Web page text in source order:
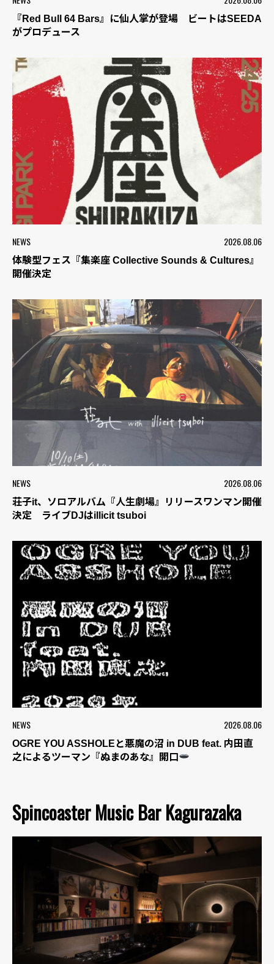
『Red Bull 64 Bars』に仙人掌が登場 ビートはSEEDA
がプロデュース
NEWS 2026.08.06
体験型フェス『集楽座 Collective Sounds & Cultures』
開催決定
NEWS 2026.08.06
荘子it、ソロアルバム『人生劇場』リリースワンマン開催
決定 ライブDJはillicit tsuboi
NEWS 2026.08.06
OGRE YOU ASSHOLEと悪魔の沼 in DUB feat. 内田直
之によるツーマン『ぬまのあな』開口
Spincoaster Music Bar Kagurazaka